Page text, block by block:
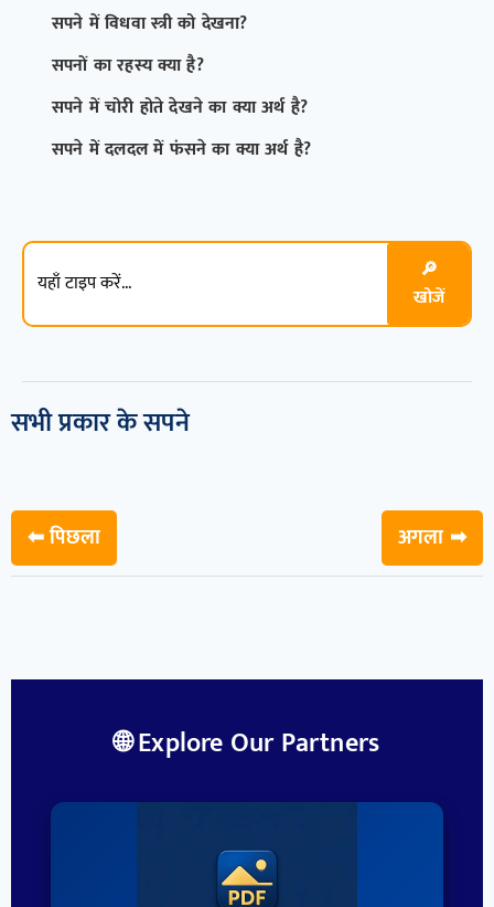
सपने में विधवा स्त्री को देखना?
सपनों का रहस्य क्या है?
सपने में चोरी होते देखने का क्या अर्थ है?
सपने में दलदल में फंसने का क्या अर्थ है?
🔎
खोजें
सभी प्रकार के सपने
⬅ पिछला अगला ➡
🌐 Explore Our Partners